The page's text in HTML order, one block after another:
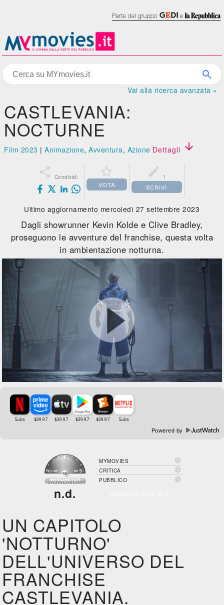
Vai alla ricerca avanzata »
CASTLEVANIA:
NOCTURNE
Film 2023 |Animazione,Avventura, Azione Dettagli 
 Condividi 
VOTA
 1
SCRIVI
Ultimo aggiornamento mercoledì 27 settembre 2023
Dagli showrunner Kevin Kolde e Clive Bradley,
proseguono le avventure del franchise, questa volta
in ambientazione notturna.
Powered by
n.d.
MYMOVIES 
CRITICA 
PUBBLICO 
UN CAPITOLO
'NOTTURNO'
DELL'UNIVERSO DEL
FRANCHISE
CASTLEVANIA.